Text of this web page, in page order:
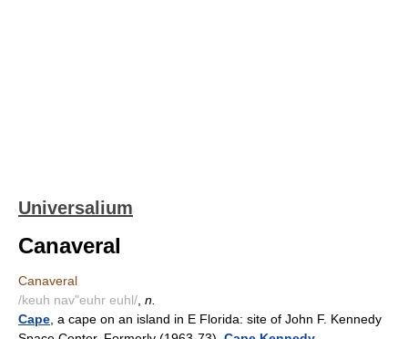
Universalium
Canaveral
Canaveral
/keuh nav"euhr euhl/ n.
Cape , a cape on an island in E Florida: site of John F. Kennedy